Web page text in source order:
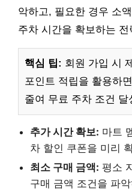
악하고, 필요한 경우 소
주차 시간을 확보하는
핵심 팁: 회원 가입 시
포인트 적립을 활용하
줄여 무료 주차 조건
추가 시간 확보: 마트
차 할인 쿠폰을 미리
최소 구매 금액: 평소
구매 금액 조건을 파